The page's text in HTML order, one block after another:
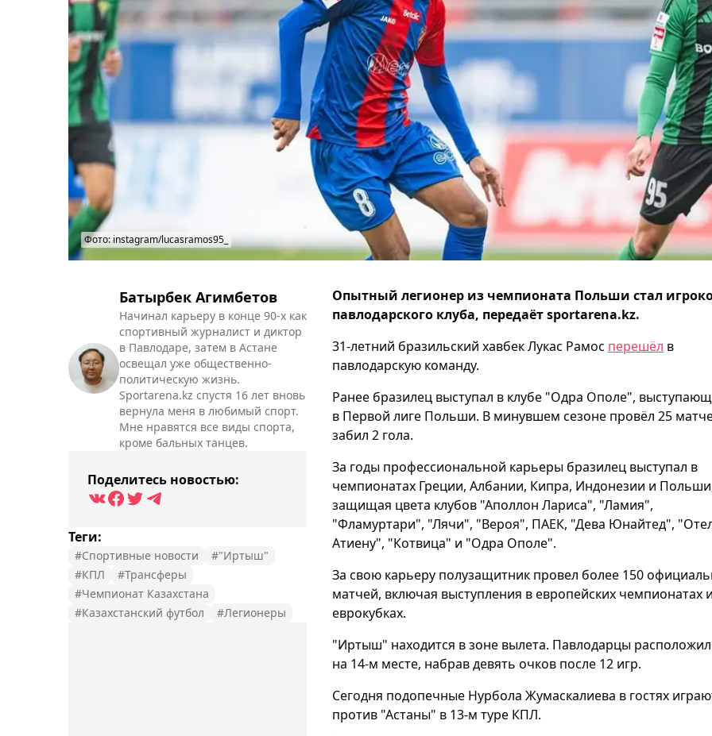
Фото: instagram/lucasramos95_
Батырбек Агимбетов
Начинал карьеру в конце 90-х как
спортивный журналист и диктор
в Павлодаре, затем в Астане
освещал уже общественно-
политическую жизнь.
Sportarena.kz спустя 16 лет вновь
вернула меня в любимый спорт.
Мне нравятся все виды спорта,
кроме бальных танцев.
Поделитесь новостью:
Теги:
#Спортивные новости
#"Иртыш"
#КПЛ
#Трансферы
#Чемпионат Казахстана
#Казахстанский футбол
#Легионеры
Опытный легионер из чемпионата Польши стал
павлодарского клуба, передаёт sportarena.kz.
31-летний бразильский хавбек Лукас Рамос перешёл в
павлодарскую команду.
Ранее бразилец выступал в клубе "Одра Ополе",
в Первой лиге Польши. В минувшем сезоне провёл 25
забил 2 гола.
За годы профессиональной карьеры бразилец выступал в
чемпионатах Греции, Албании, Кипра, Индонезии и
защищая цвета клубов "Аполлон Лариса", "Ламия",
"Фламуртари", "Лячи", "Вероя", ПАЕК, "Дева Юнайтед",
Атиену", "Котвица" и "Одра Ополе".
За свою карьеру полузащитник провел более 150
матчей, включая выступления в европейских чемпионатах и
еврокубках.
"Иртыш" находится в зоне вылета. Павлодарцы
на 14-м месте, набрав девять очков после 12 игр.
Сегодня подопечные Нурбола Жумаскалиева в гостях
против "Астаны" в 13-м туре КПЛ.